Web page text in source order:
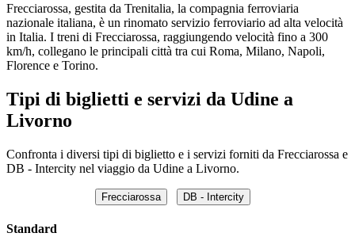
Frecciarossa, gestita da Trenitalia, la compagnia ferroviaria
nazionale italiana, è un rinomato servizio ferroviario ad alta velocità
in Italia. I treni di Frecciarossa, raggiungendo velocità fino a 300
km/h, collegano le principali città tra cui Roma, Milano, Napoli,
Florence e Torino.
Tipi di biglietti e servizi da Udine a
Livorno
Confronta i diversi tipi di biglietto e i servizi forniti da Frecciarossa e
DB - Intercity nel viaggio da Udine a Livorno.
Frecciarossa DB - Intercity
Standard